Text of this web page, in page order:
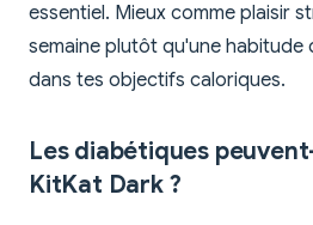
essentiel. Mieux comme plaisir
semaine plutôt qu'une
dans tes objectifs caloriques.
Les diabétiques
KitKat Dark ?